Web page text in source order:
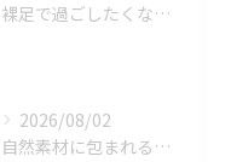
裸足で過ごしたくなる、木のぬくもりを感じる床🌿
2026/08/02
自然素材に包まれる、心地よい寝室🌿